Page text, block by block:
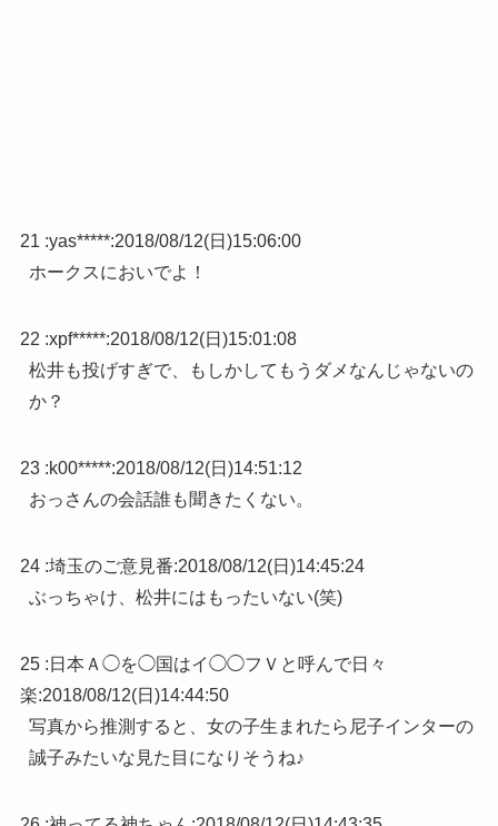
21 :yas*****:2018/08/12(日)15:06:00
ホークスにおいでよ！
22 :xpf*****:2018/08/12(日)15:01:08
松井も投げすぎで、もしかしてもうダメなんじゃないの
か？
23 :k00*****:2018/08/12(日)14:51:12
おっさんの会話誰も聞きたくない。
24 :埼玉のご意見番:2018/08/12(日)14:45:24
ぶっちゃけ、松井にはもったいない(笑)
25 : 日本Ａ◯を◯国はイ◯◯フＶと呼んで日々
楽:2018/08/12(日)14:44:50
写真から推測すると、女の子生まれたら尼子インターの
誠子みたいな見た目になりそうね♪